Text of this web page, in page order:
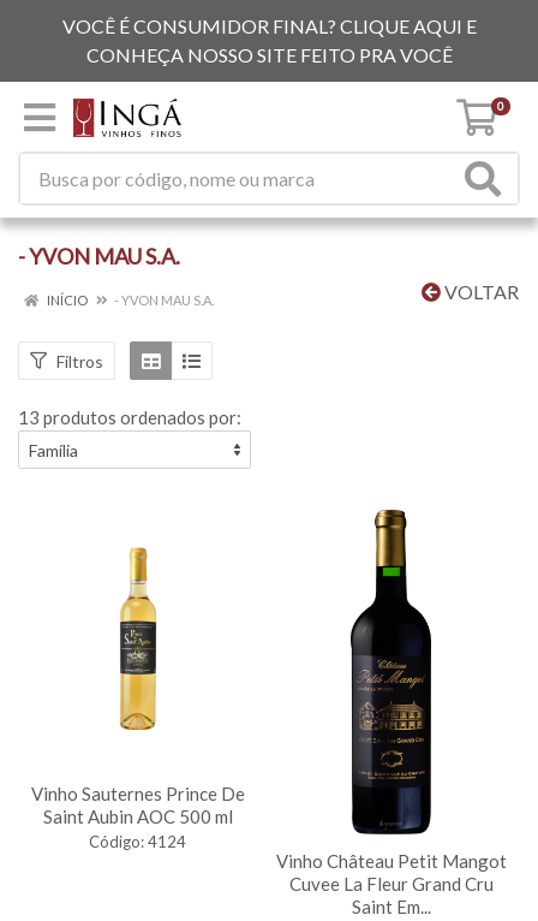
VOCÊ É CONSUMIDOR FINAL? CLIQUE AQUI E
CONHEÇA NOSSO SITE FEITO PRA VOCÊ
0
- YVON MAU S.A.
VOLTAR
INÍCIO - YVON MAU S.A.
Filtros
13 produtos ordenados por:
Vinho Sauternes Prince De
Saint Aubin AOC 500 ml
Código: 4124
Vinho Château Petit Mangot
Cuvee La Fleur Grand Cru
Saint Em...